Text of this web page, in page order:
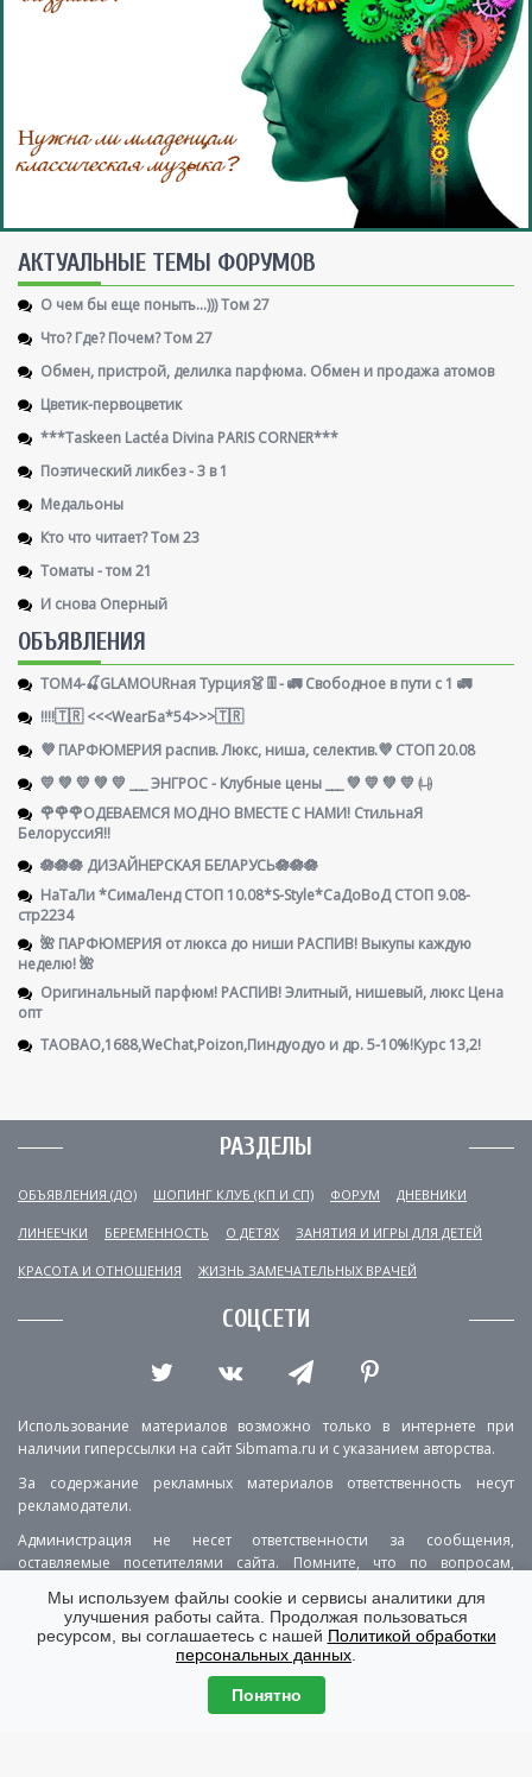
AКТУАЛЬНЫЕ ТЕМЫ ФОРУМОВ
О чем бы еще поныть...))) Том 27
Что? Где? Почем? Том 27
Обмен, пристрой, делилка парфюма. Обмен и продажа атомов
Цветик-первоцветик
***Taskeen Lactéa Divina PARIS CORNER***
Поэтический ликбез - 3 в 1
Медальоны
Кто что читает? Том 23
Томаты - том 21
И снова Оперный
ОБЪЯВЛЕНИЯ
ТОМ4-🍒GLAMOURная Турция👗👖- 🚛 Свободное в пути с 1 🚛
!!!!🇹🇷 <<<WearБа*54>>>🇹🇷
💜 ПАРФЮМЕРИЯ распив. Люкс, ниша, селектив.💜 СТОП 20.08
💛 💚 💛 💚 💛 ___ ЭНГРОС - Клубные цены ___ 💚 💛 💚 💛 ㈏
🌹🌹🌹ОДЕВАЕМСЯ МОДНО ВМЕСТЕ С НАМИ! СтильнаЯ
БелоруссиЯ‼
🪷🪷🪷 ДИЗАЙНЕРСКАЯ БЕЛАРУСЬ🪷🪷🪷
НаТаЛи *СимаЛенд СТОП 10.08*S-Style*СаДоВоД СТОП 9.08-
стр2234
🌺 ПАРФЮМЕРИЯ от люкса до ниши РАСПИВ! Выкупы каждую
неделю! 🌺
Оригинальный парфюм! РАСПИВ! Элитный, нишевый, люкс Цена
опт
TAOBAO,1688,WeChat,Poizon,Пиндуодуо и др. 5-10%!Курс 13,2!
РАЗДЕЛЫ
ОБЪЯВЛЕНИЯ (ДО) ШОПИНГ КЛУБ (КП И СП) ФОРУМ ДНЕВНИКИ
ЛИНЕЕЧКИ БЕРЕМЕННОСТЬ О ДЕТЯХ ЗАНЯТИЯ И ИГРЫ ДЛЯ ДЕТЕЙ
КРАСОТА И ОТНОШЕНИЯ ЖИЗНЬ ЗАМЕЧАТЕЛЬНЫХ ВРАЧЕЙ
СОЦСЕТИ
Использование материалов возможно только в интернете при
наличии гиперссылки на сайт Sibmama.ru и с указанием авторства.
За содержание рекламных материалов ответственность несут
рекламодатели.
Администрация не несет ответственности за сообщения,
оставляемые посетителями сайта. Помните, что по вопросам,
РЕКЛАМА О ПРОЕКТЕ
КОНТАКТЫ
ПОЛИТИКА КОНФИДЕНЦИАЛЬНОСТИ
ВЕРСИЯ ДЛЯ КОМПЬЮТЕРА
Мы используем файлы cookie и сервисы аналитики для
улучшения работы сайта. Продолжая пользоваться
ресурсом, вы соглашаетесь с нашей Политикой обработки
персональных данных
Понятно